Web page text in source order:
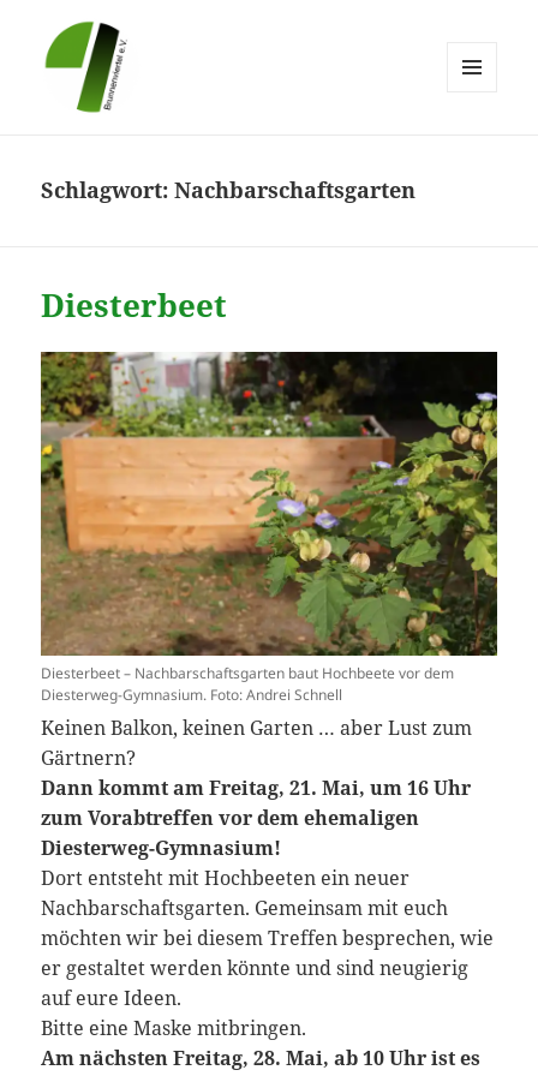
Schlagwort:Nachbarschaftsgarten
Diesterbeet
Diesterbeet – Nachbarschaftsgarten baut Hochbeete vor dem
Diesterweg-Gymnasium. Foto: Andrei Schnell
Keinen Balkon, keinen Garten … aber Lust zum
Gärtnern?
Dann kommt am Freitag, 21. Mai, um 16 Uhr
zum Vorabtreffen vor dem ehemaligen
Diesterweg-Gymnasium!
Dort entsteht mit Hochbeeten ein neuer
Nachbarschaftsgarten. Gemeinsam mit euch
möchten wir bei diesem Treffen besprechen, wie
er gestaltet werden könnte und sind neugierig
auf eure Ideen.
Bitte eine Maske mitbringen.
Am nächsten Freitag, 28. Mai, ab 10 Uhr ist es